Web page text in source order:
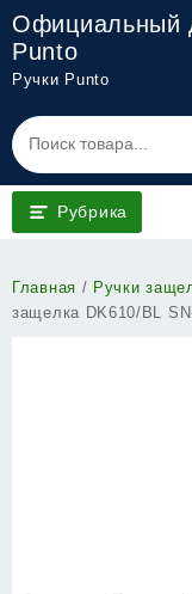
Перейти
содержимому
Официальный
Punto
Ручки Punto
Рубрика
Главная / Ручки
защелка DK610/BL